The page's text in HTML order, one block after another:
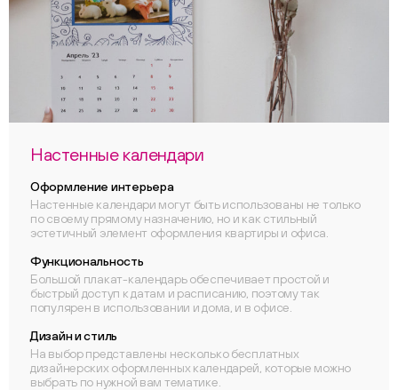
Настенные календари
Оформление интерьера
Настенные календари могут быть использованы не только
по своему прямому назначению, но и как стильный
эстетичный элемент оформления квартиры и офиса.
Функциональность
Большой плакат-календарь обеспечивает простой и
быстрый доступ к датам и расписанию, поэтому так
популярен в использовании и дома, и в офисе.
Дизайн и стиль
На выбор представлены несколько бесплатных
дизайнерских оформленных календарей, которые можно
выбрать по нужной вам тематике.